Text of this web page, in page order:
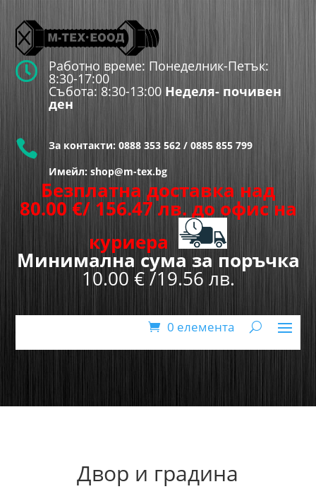
 Работно време: Понеделник-Петък:
8:30-17:00
Събота: 8:30-13:00 Неделя- почивен
ден
 За контакти: 0888 353 562 / 0885 855 799
Имейл: shop@m-tex.bg
Безплатна доставка над
80.00 €/ 156.47 лв. до офис на
куриера
Минимална сума за поръчка
10.00 € /19.56 лв.
0 елемента
Двор и градина